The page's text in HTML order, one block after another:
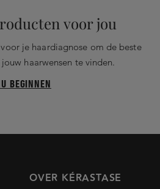
voor jou
je haardiagnose om de beste
haarwensen te vinden.
BEGINNEN
OVER KÉRASTASE